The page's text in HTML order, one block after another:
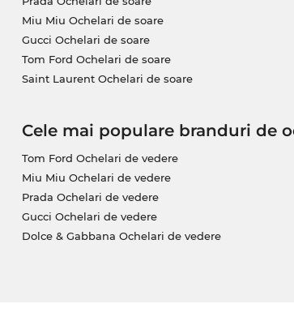
Miu Miu Ochelari de soare
Gucci Ochelari de soare
Tom Ford Ochelari de soare
Saint Laurent Ochelari de soare
Cele mai populare branduri de
Tom Ford Ochelari de vedere
Miu Miu Ochelari de vedere
Prada Ochelari de vedere
Gucci Ochelari de vedere
Dolce & Gabbana Ochelari de vedere